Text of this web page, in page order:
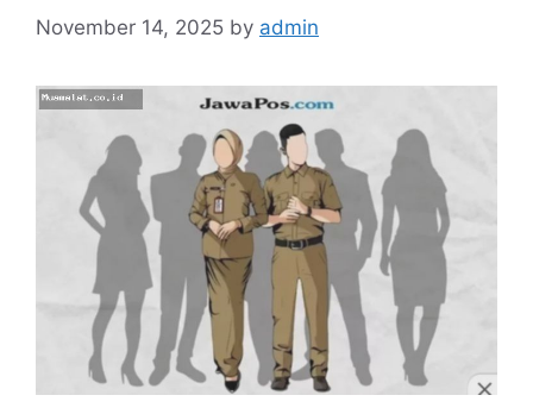
November 14, 2025 by admin